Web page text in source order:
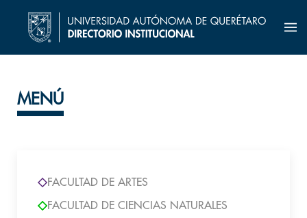
MENÚ
FACULTAD DE ARTES
FACULTAD DE CIENCIAS NATURALES